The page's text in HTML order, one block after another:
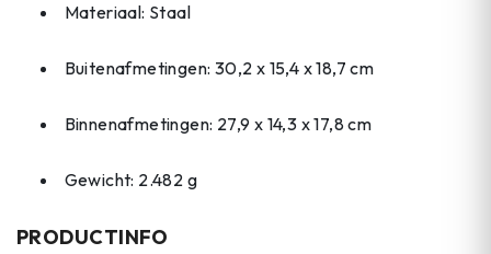
Materiaal: Staal
Buitenafmetingen: 30,2 x 15,4 x 18,7 cm
Binnenafmetingen: 27,9 x 14,3 x 17,8 cm
Gewicht: 2.482 g
PRODUCTINFO